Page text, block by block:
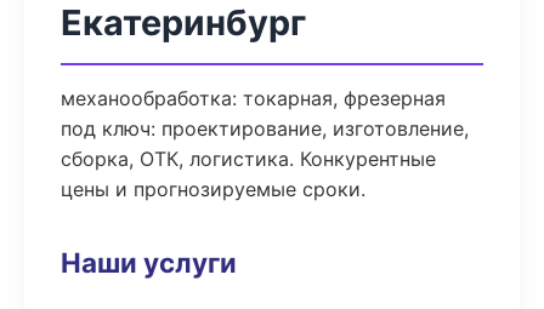
Екатеринбург
механообработка: токарная, фрезерная
под ключ: проектирование, изготовление,
сборка, ОТК, логистика. Конкурентные
цены и прогнозируемые сроки.
Наши услуги